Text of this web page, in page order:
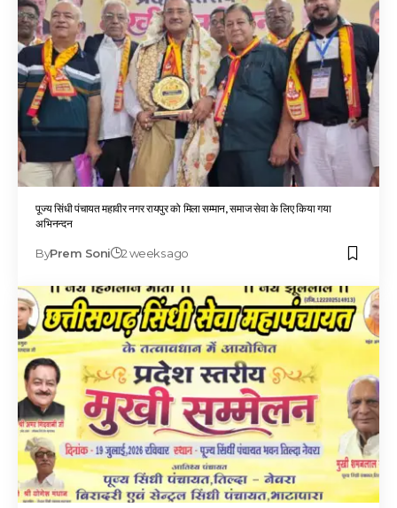
पूज्य सिंधी पंचायत महावीर नगर रायपुर को मिला सम्मान, समाज सेवा के लिए किया गया
अभिनन्दन
ByPrem Soni 2 weeks ago